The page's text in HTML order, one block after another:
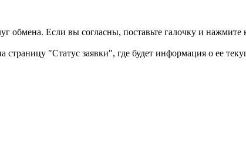
обмена. Если вы согласны, поставьте галочку и нажмите
страницу "Статус заявки", где будет информация о ее